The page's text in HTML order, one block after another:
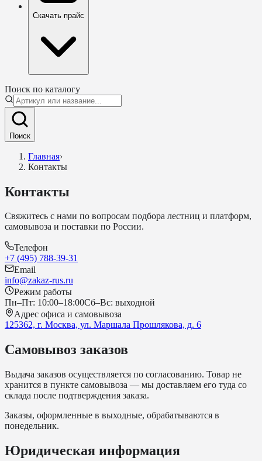
Скачать прайс
Поиск по каталогу
Поиск
Главная›
Контакты
Контакты
Свяжитесь с нами по вопросам подбора лестниц и платформ,
самовывоза и поставки по России.
Телефон
+7 (495) 788-39-31
Email
info@zakaz-rus.ru
Режим работы
Пн–Пт: 10:00–18:00Сб–Вс: выходной
Адрес офиса и самовывоза
125362, г. Москва, ул. Маршала Прошлякова, д. 6
Самовывоз заказов
Выдача заказов осуществляется по согласованию. Товар не
хранится в пункте самовывоза — мы доставляем его туда со
склада после подтверждения заказа.
Заказы, оформленные в выходные, обрабатываются в
понедельник.
Юридическая информация